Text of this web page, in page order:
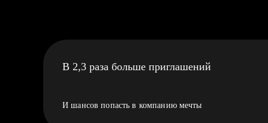
В 2,3 раза больше приглашений
И шансов попасть в компанию мечты